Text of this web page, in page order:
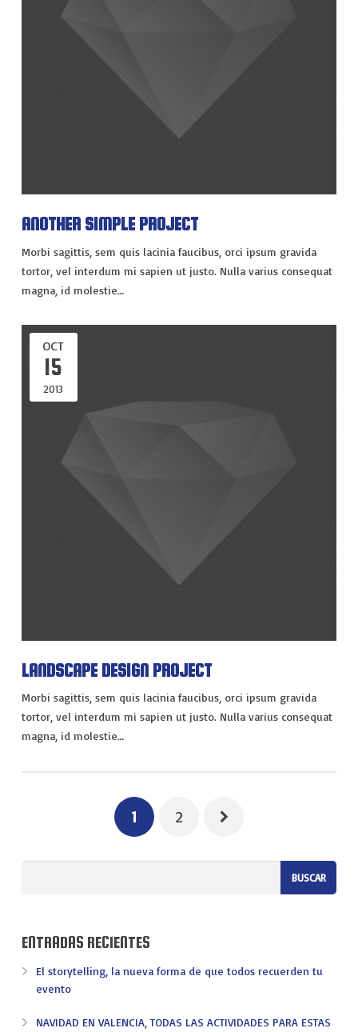
ANOTHER SIMPLE PROJECT
Morbi sagittis, sem quis lacinia faucibus, orci ipsum gravida
tortor, vel interdum mi sapien ut justo. Nulla varius consequat
magna, id molestie…
LANDSCAPE DESIGN PROJECT
OCT
15
2013
Morbi sagittis, sem quis lacinia faucibus, orci ipsum gravida
tortor, vel interdum mi sapien ut justo. Nulla varius consequat
magna, id molestie…
1 2
ENTRADAS RECIENTES
El storytelling, la nueva forma de que todos recuerden tu
evento
NAVIDAD EN VALENCIA, TODAS LAS ACTIVIDADES PARA ESTAS